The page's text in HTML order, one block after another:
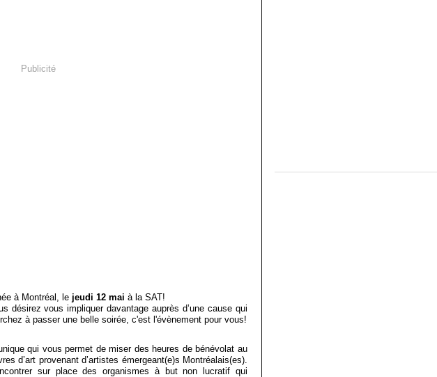
Publicité
à Montréal, le jeudi 12 mai à la SAT!
désirez vous impliquer davantage auprès d’une cause qui
à passer une belle soirée, c'est l'évènement pour vous!
qui vous permet de miser des heures de bénévolat au
d’art provenant d’artistes émergeant(e)s Montréalais(es).
sur place des organismes à but non lucratif qui